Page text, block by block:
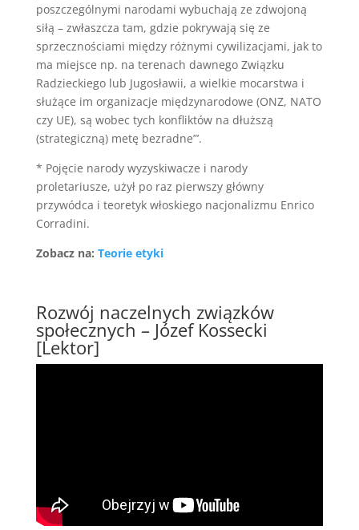
poszczególnymi narodami wybuchają ze zdwojoną
siłą – zwłaszcza tam, gdzie pokrywają się ze
sprzecznościami między różnymi cywilizacjami, jak to
ma miejsce np. na terenach dawnego Związku
Radzieckiego lub Jugosławii, a wielkie mocarstwa i
służące im organizacje międzynarodowe (ONZ, NATO
czy UE), są wobec tych konfliktów na dłuższą
(strategiczną) metę bezradne”’.
* Pojęcie narody wyzyskiwacze i narody
proletariusze, użył po raz pierwszy główny
przywódca i teoretyk włoskiego nacjonalizmu Enrico
Corradini.
Zobacz na: Teorie etyki
Rozwój naczelnych związków
społecznych – Józef Kossecki
[Lektor]